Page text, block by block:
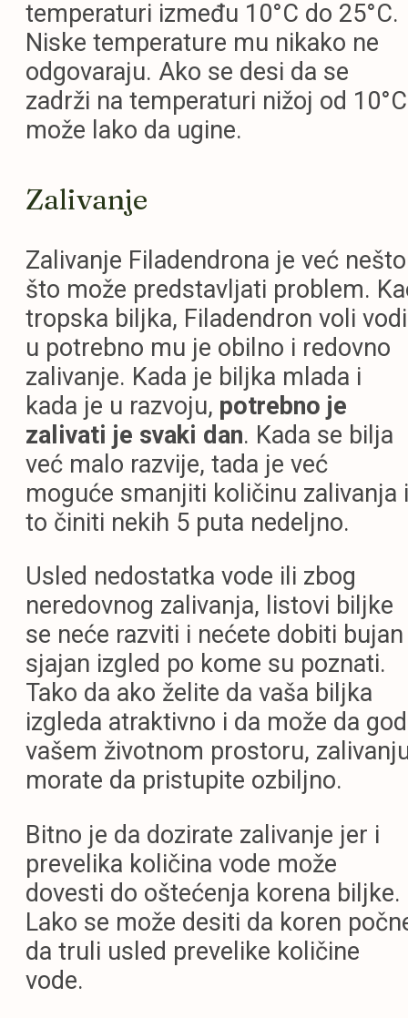
temperaturi između 10°C do 25°C.
Niske temperature mu nikako ne
odgovaraju. Ako se desi da se
zadrži na temperaturi nižoj od 10°C
može lako da ugine.
Zalivanje
Zalivanje Filadendrona je već nešto
što može predstavljati problem.
tropska biljka, Filadendron voli vodi
u potrebno mu je obilno i redovno
zalivanje. Kada je biljka mlada i
kada je u razvoju, potrebno je
zalivati je svaki dan. Kada se bilja
već malo razvije, tada je već
moguće smanjiti količinu zalivanja i
to činiti nekih 5 puta nedeljno.
Usled nedostatka vode ili zbog
neredovnog zalivanja, listovi biljke
se neće razviti i nećete dobiti
sjajan izgled po kome su poznati.
Tako da ako želite da vaša biljka
izgleda atraktivno i da može da
vašem životnom prostoru,
morate da pristupite ozbiljno.
Bitno je da dozirate zalivanje jer i
prevelika količina vode može
dovesti do oštećenja korena biljke.
Lako se može desiti da koren
da truli usled prevelike količine
vode.